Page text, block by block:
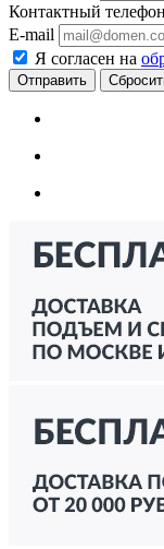
Контактный телефон
E-mail
Я согласен на